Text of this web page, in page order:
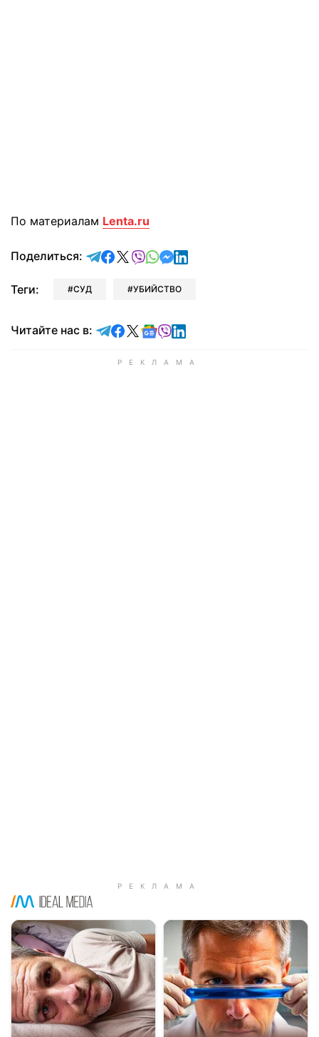
По материалам Lenta.ru
Поделиться: отправить в Telegram
поделиться в Facebook
поделиться в X
отправить в Viber
отправить в Whatsapp
отправить в Messenger
отправить в LinkedIn
Теги: СУД УБИЙСТВО
Читайте нас в: Читайте в Telegram
Читайте в Facebook
Читайте в X
Читайте в Google news
Читайте в Viber
Читайте в LinkedIn